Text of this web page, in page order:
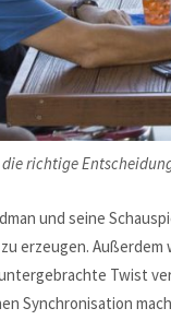
richtige
und seine
erzeugen.
Twist
Synchronisation